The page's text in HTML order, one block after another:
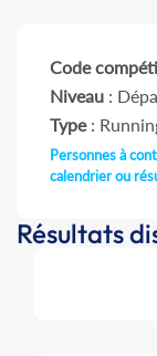
Code
Niveau :
Type:
Personnes à
calendrier ou
Résultats